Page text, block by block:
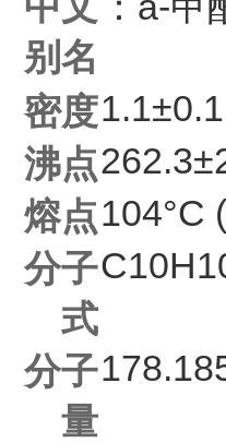
别名
密度
沸点
熔点104°C
分子
式
C10H
分子
量